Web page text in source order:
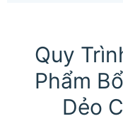
Quy
Phẩm
Dẻo